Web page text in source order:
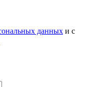
данных и с